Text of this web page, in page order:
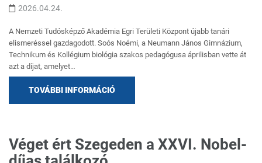
2026.04.24.
A Nemzeti Tudósképző Akadémia Egri Területi Központ újabb tanári
elismeréssel gazdagodott. Soós Noémi, a Neumann János Gimnázium,
Technikum és Kollégium biológia szakos pedagógusa áprilisban vette át
azt a díjat, amelyet…
TOVÁBBI INFORMÁCIÓ
Véget ért Szegeden a XXVI. Nobel-